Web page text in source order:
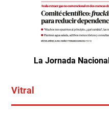
La Jornada
Vitral